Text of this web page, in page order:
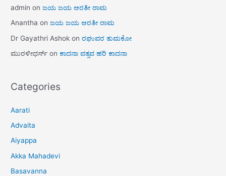
admin onಜಯ ಜಯ ಆರತೀ ರಾಮ
Anantha onಜಯ ಜಯ ಆರತೀ ರಾಮ
Dr Gayathri Ashok onರಘುವರ ತುಮಕೋ
ಮುರಳೀಧರ್ಸ್ onಕಾದನಾ ವತ್ಸವ ಹರಿ ಕಾದನಾ
Categories
Aarati
Advaita
Aiyappa
Akka Mahadevi
Basavanna